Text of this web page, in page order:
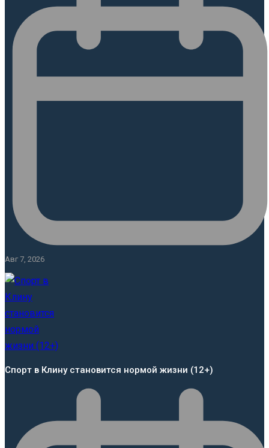
Авг 7, 2026
Спорт в Клину становится нормой жизни (12+)